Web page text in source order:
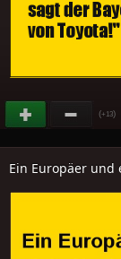
(+13)
Ein Europäer und